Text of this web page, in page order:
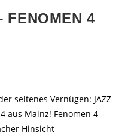
FENOMEN 4
seltenes Vernügen: JAZZ
aus Mainz! Fenomen 4 –
Hinsicht